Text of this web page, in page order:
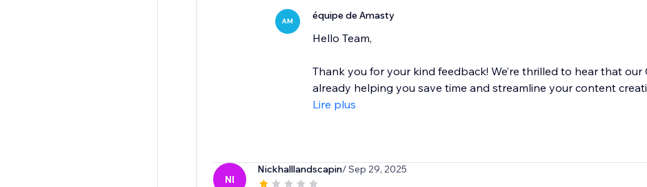
AM équipe de Amasty
Hello Team,
Thank you for your kind feedback! We’re thrilled to hear that
already helping you save time and streamline your content
Lire plus
NI
Nickhalllandscapin/ Sep 29, 2025